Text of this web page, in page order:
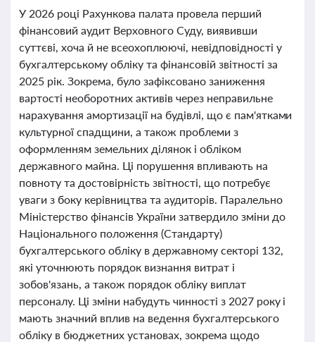
У 2026 році Рахункова палата провела перший
фінансовий аудит Верховного Суду, виявивши
суттєві, хоча й не всеохоплюючі, невідповідності у
бухгалтерському обліку та фінансовій звітності за
2025 рік. Зокрема, було зафіксовано заниження
вартості необоротних активів через неправильне
нарахування амортизації на будівлі, що є пам'ятками
культурної спадщини, а також проблеми з
оформленням земельних ділянок і обліком
державного майна. Ці порушення впливають на
повноту та достовірність звітності, що потребує
уваги з боку керівництва та аудиторів. Паралельно
Міністерство фінансів України затвердило зміни до
Національного положення (Стандарту)
бухгалтерського обліку в державному секторі 132,
які уточнюють порядок визнання витрат і
зобов'язань, а також порядок обліку виплат
персоналу. Ці зміни набудуть чинності з 2027 року і
мають значний вплив на ведення бухгалтерського
обліку в бюджетних установах, зокрема щодо